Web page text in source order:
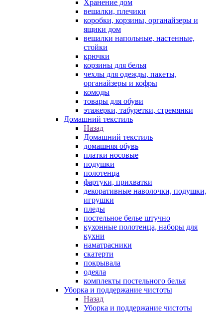
Хранение дом
вешалки, плечики
коробки, корзины, органайзеры и
ящики дом
вешалки напольные, настенные,
стойки
крючки
корзины для белья
чехлы для одежды, пакеты,
органайзеры и кофры
комоды
товары для обуви
этажерки, табуретки, стремянки
Домашний текстиль
Назад
Домашний текстиль
домашняя обувь
платки носовые
подушки
полотенца
фартуки, прихватки
декоративные наволочки, подушки,
игрушки
пледы
постельное белье штучно
кухонные полотенца, наборы для
кухни
наматрасники
скатерти
покрывала
одеяла
комплекты постельного белья
Уборка и поддержание чистоты
Назад
Уборка и поддержание чистоты